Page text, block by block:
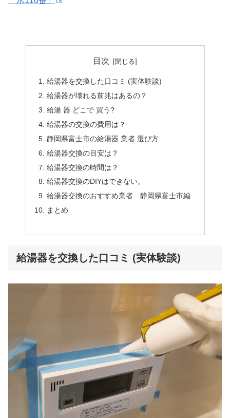
目次
給湯器を交換した口コミ (実体験談)
給湯器が壊れる前兆はあるの？
給湯 器 どこで 買う?
給湯器の交換の費用は？
静岡県富士市の給湯器 業者 選び方
給湯器交換の目安は？
給湯器交換の時間は？
給湯器交換のDIYはできない。
給湯器交換のおすすめ業者 静岡県富士市編
まとめ
給湯器を交換した口コミ (実体験談)